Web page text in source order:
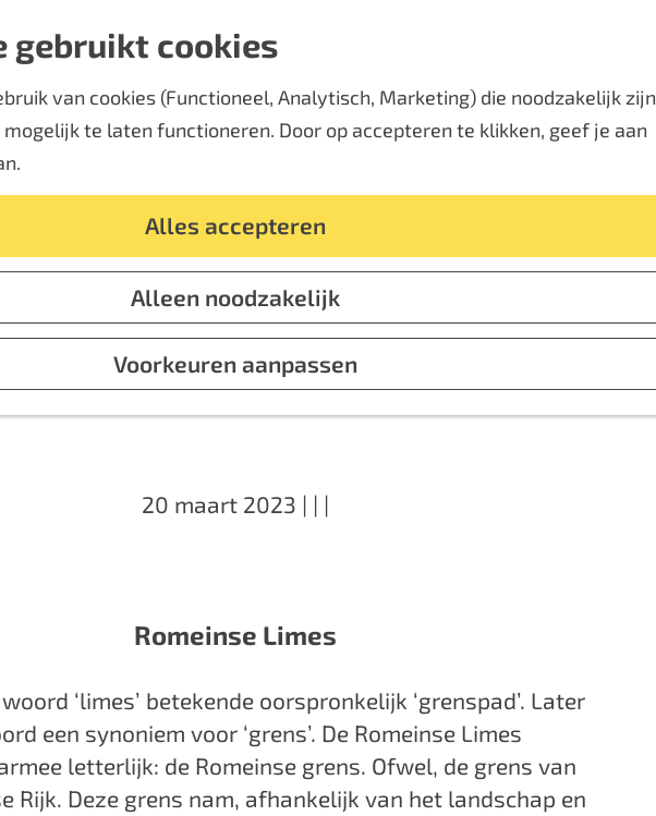
gebruikt cookies
van cookies (Functioneel, Analytisch, Marketing) die noodzakelijk zijn
te laten functioneren. Door op accepteren te klikken, geef je aan
Alles accepteren
Alleen noodzakelijk
Voorkeuren aanpassen
a
r
ROMEINSE LIMES
20 maart 2023 | | |
Romeinse Limes
‘limes’ betekende oorspronkelijk ‘grenspad’. Later
een synoniem voor ‘grens’. De Romeinse Limes
letterlijk: de Romeinse grens. Ofwel, de grens van
Rijk. Deze grens nam, afhankelijk van het landschap en